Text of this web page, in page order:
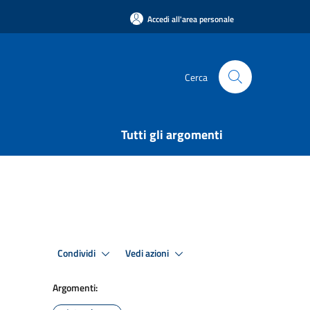
Accedi all'area personale
Cerca
Tutti gli argomenti
Condividi Vedi azioni
Argomenti: